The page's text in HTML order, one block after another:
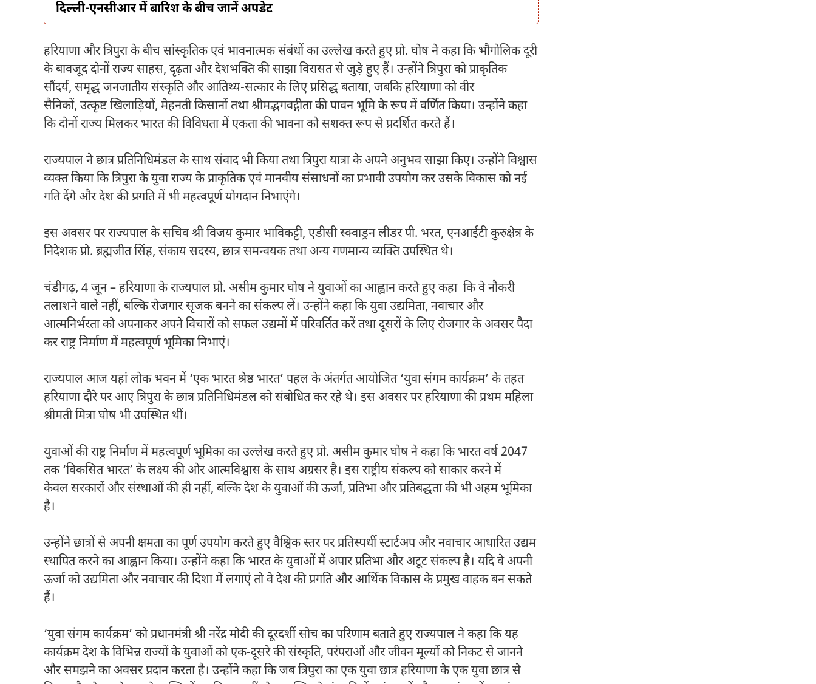
दिल्ली-एनसीआर में बारिश के बीच जानें अपडेट
हरियाणा और त्रिपुरा के बीच सांस्कृतिक एवं भावनात्मक संबंधों का उल्लेख करते हुए प्रो. घोष ने कहा कि भौगोलिक दूरी
के बावजूद दोनों राज्य साहस, दृढ़ता और देशभक्ति की साझा विरासत से जुड़े हुए हैं। उन्होंने त्रिपुरा को प्राकृतिक
सौंदर्य, समृद्ध जनजातीय संस्कृति और आतिथ्य-सत्कार के लिए प्रसिद्ध बताया, जबकि हरियाणा को वीर
सैनिकों, उत्कृष्ट खिलाड़ियों, मेहनती किसानों तथा श्रीमद्भगवद्गीता की पावन भूमि के रूप में वर्णित किया। उन्होंने कहा
कि दोनों राज्य मिलकर भारत की विविधता में एकता की भावना को सशक्त रूप से प्रदर्शित करते हैं।
राज्यपाल ने छात्र प्रतिनिधिमंडल के साथ संवाद भी किया तथा त्रिपुरा यात्रा के अपने अनुभव साझा किए। उन्होंने विश्वास
व्यक्त किया कि त्रिपुरा के युवा राज्य के प्राकृतिक एवं मानवीय संसाधनों का प्रभावी उपयोग कर उसके विकास को नई
गति देंगे और देश की प्रगति में भी महत्वपूर्ण योगदान निभाएंगे।
इस अवसर पर राज्यपाल के सचिव श्री विजय कुमार भाविकट्टी, एडीसी स्क्वाड्रन लीडर पी. भरत, एनआईटी कुरुक्षेत्र के
निदेशक प्रो. ब्रह्मजीत सिंह, संकाय सदस्य, छात्र समन्वयक तथा अन्य गणमान्य व्यक्ति उपस्थित थे।
चंडीगढ़, 4 जून – हरियाणा के राज्यपाल प्रो. असीम कुमार घोष ने युवाओं का आह्वान करते हुए कहा कि वे नौकरी
तलाशने वाले नहीं, बल्कि रोजगार सृजक बनने का संकल्प लें। उन्होंने कहा कि युवा उद्यमिता, नवाचार और
आत्मनिर्भरता को अपनाकर अपने विचारों को सफल उद्यमों में परिवर्तित करें तथा दूसरों के लिए रोजगार के अवसर पैदा
कर राष्ट्र निर्माण में महत्वपूर्ण भूमिका निभाएं।
राज्यपाल आज यहां लोक भवन में ‘एक भारत श्रेष्ठ भारत’ पहल के अंतर्गत आयोजित ‘युवा संगम कार्यक्रम’ के तहत
हरियाणा दौरे पर आए त्रिपुरा के छात्र प्रतिनिधिमंडल को संबोधित कर रहे थे। इस अवसर पर हरियाणा की प्रथम महिला
श्रीमती मित्रा घोष भी उपस्थित थीं।
युवाओं की राष्ट्र निर्माण में महत्वपूर्ण भूमिका का उल्लेख करते हुए प्रो. असीम कुमार घोष ने कहा कि भारत वर्ष 2047
तक ‘विकसित भारत’ के लक्ष्य की ओर आत्मविश्वास के साथ अग्रसर है। इस राष्ट्रीय संकल्प को साकार करने में
केवल सरकारों और संस्थाओं की ही नहीं, बल्कि देश के युवाओं की ऊर्जा, प्रतिभा और प्रतिबद्धता की भी अहम भूमिका
है।
उन्होंने छात्रों से अपनी क्षमता का पूर्ण उपयोग करते हुए वैश्विक स्तर पर प्रतिस्पर्धी स्टार्टअप और नवाचार आधारित उद्यम
स्थापित करने का आह्वान किया। उन्होंने कहा कि भारत के युवाओं में अपार प्रतिभा और अटूट संकल्प है। यदि वे अपनी
ऊर्जा को उद्यमिता और नवाचार की दिशा में लगाएं तो वे देश की प्रगति और आर्थिक विकास के प्रमुख वाहक बन सकते
हैं।
‘युवा संगम कार्यक्रम’ को प्रधानमंत्री श्री नरेंद्र मोदी की दूरदर्शी सोच का परिणाम बताते हुए राज्यपाल ने कहा कि यह
कार्यक्रम देश के विभिन्न राज्यों के युवाओं को एक-दूसरे की संस्कृति, परंपराओं और जीवन मूल्यों को निकट से जानने
और समझने का अवसर प्रदान करता है। उन्होंने कहा कि जब त्रिपुरा का एक युवा छात्र हरियाणा के एक युवा छात्र से